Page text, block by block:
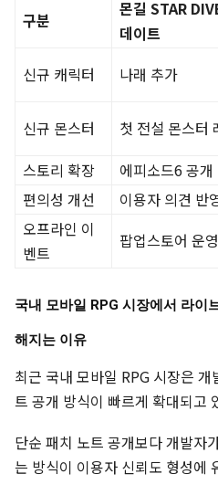
구분
몬길 STAR
데이트
신규 캐릭터
나래 추가
신규 몬스터
첫 전설 몬스터
스토리 확장
에피소드6 공개
편의성 개선
이용자 의견 반
오프라인 이
벤트
팝업스토어 운영
국내 모바일 RPG 시장에서 라이
해지는 이유
최근 국내 모바일 RPG 시장은
트 공개 방식이 빠르게 확대되고
단순 패치 노트 공개보다 개발자
는 방식이 이용자 신뢰도 형성에